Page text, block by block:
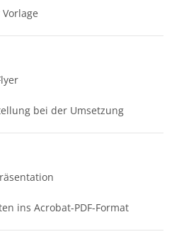
bei der Umsetzung
ins Acrobat-PDF-Format